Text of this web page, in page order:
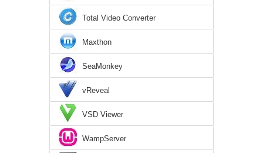
Total Video Converter
Maxthon
SeaMonkey
vReveal
VSD Viewer
WampServer